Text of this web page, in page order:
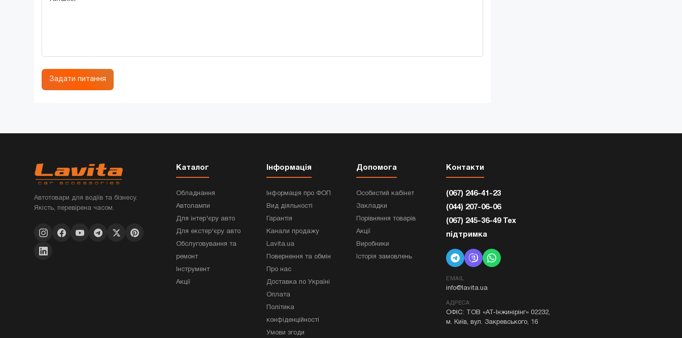
Задати питання
Автотовари для водіїв та бізнесу.
Якість, перевірена часом.
Каталог
Обладнання
Автолампи
Для інтер'єру авто
Для екстер'єру авто
Обслуговування та
ремонт
Інструмент
Акції
Інформація
Інформація про ФОП
Вид діяльності
Гарантія
Канали продажу
Lavita.ua
Повернення та обмін
Про нас
Доставка по Україні
Оплата
Політика
конфіденційності
Умови згоди
Допомога
Особистий кабінет
Закладки
Порівняння товарів
Акції
Виробники
Історія замовлень
Контакти
(067) 246-41-23
(044) 207-06-06
(067) 245-36-49 Тех
підтримка
EMAIL
info@lavita.ua
АДРЕСА
ОФІС: ТОВ «АТ-Інжинірінг» 02232,
м. Київ, вул. Закревського, 16